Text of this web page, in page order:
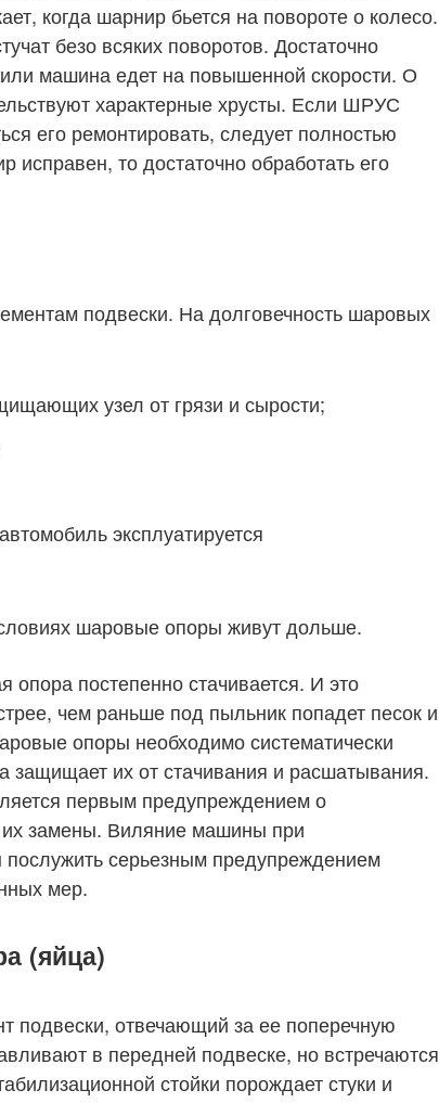
когда шарнир бьется на повороте о колесо.
безо всяких поворотов. Достаточно
машина едет на повышенной скорости. О
характерные хрусты. Если ШРУС
его ремонтировать, следует полностью
исправен, то достаточно обработать его
подвески. На долговечность шаровых
узел от грязи и сырости;
эксплуатируется
шаровые опоры живут дольше.
опора постепенно стачивается. И это
чем раньше под пыльник попадет песок и
опоры необходимо систематически
защищает их от стачивания и расшатывания.
первым предупреждением о
замены. Виляние машины при
серьезным предупреждением
мер.
(яйца)
подвески, отвечающий за ее поперечную
в передней подвеске, но встречаются
стойки порождает стуки и